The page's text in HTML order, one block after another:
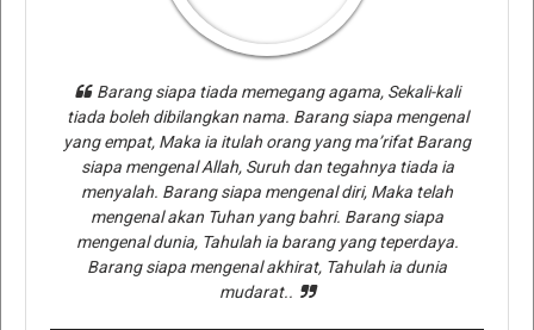
Barang siapa tiada memegang agama, Sekali-kali
tiada boleh dibilangkan nama. Barang siapa mengenal
yang empat, Maka ia itulah orang yang ma’rifat Barang
siapa mengenal Allah, Suruh dan tegahnya tiada ia
menyalah. Barang siapa mengenal diri, Maka telah
mengenal akan Tuhan yang bahri. Barang siapa
mengenal dunia, Tahulah ia barang yang teperdaya.
Barang siapa mengenal akhirat, Tahulah ia dunia
mudarat..